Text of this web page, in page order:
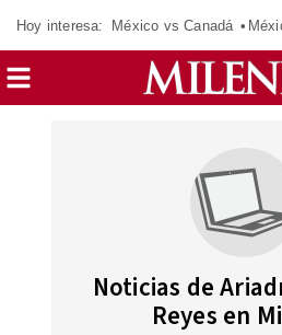
Hoy interesa: México vs Canadá
Noticias de
Reyes en